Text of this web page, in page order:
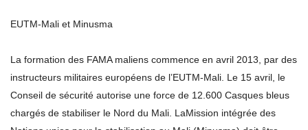
EUTM-Mali et Minusma
La formation des FAMA maliens commence en avril 2013, par des
instructeurs militaires européens de l’EUTM-Mali. Le 15 avril, le
Conseil de sécurité autorise une force de 12.600 Casques bleus
chargés de stabiliser le Nord du Mali. LaMission intégrée des